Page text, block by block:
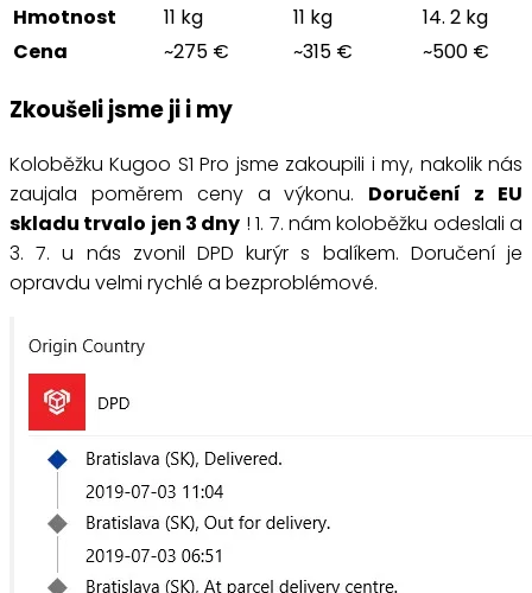
Hmotnost 11 kg 11 kg
14. 2 kg
Cena
~275 € ~315 € ~500 €
Zkoušeli jsme ji i my
Koloběžku Kugoo S1 Pro jsme zakoupili i my, nakolik nás
zaujala poměrem ceny a výkonu. Doručení z EU
skladu trvalo jen 3 dny ! 1. 7. nám koloběžku odeslali a
3. 7. u nás zvonil DPD kurýr s balíkem. Doručení je
opravdu velmi rychlé a bezproblémové.